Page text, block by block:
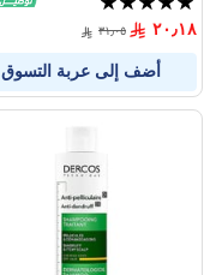
100%
٢٠٫١٨ ٣١٫٠٥
أضف إلى عربة التسوق